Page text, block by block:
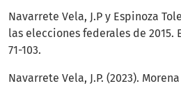
Navarrete Vela, J.P y Espinoza
las elecciones federales de 2015.
71-103.
Navarrete Vela, J.P. (2023).